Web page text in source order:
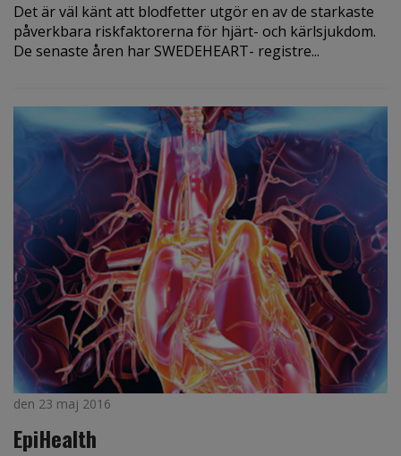
Det är väl känt att blodfetter utgör en av de starkaste
påverkbara riskfaktorerna för hjärt- och kärlsjukdom.
De senaste åren har SWEDEHEART- registre...
den 23 maj 2016
EpiHealth